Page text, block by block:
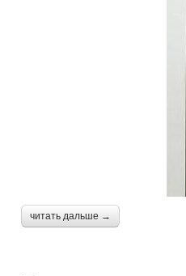
читать дальше →